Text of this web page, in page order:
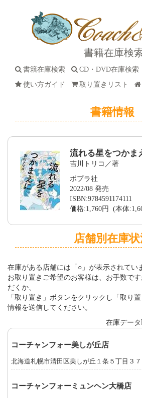
書籍在庫検
書籍在庫検索 CD・DVD在庫検索
使い方ガイド
取り置きリスト
書籍情報
流れる星をつかま
吉川トリコ／著
ポプラ社
2022/08 発売
ISBN:9784591174111
価格:1,760円 (本体
店舗別在庫
在庫がある店舗には「○」が表示されてい
お取り置きご希望のお客様は、お手数で
だくか、
「取り置き」ボタンをクリックし「取り
情報を送信してください。
在庫データ
コーチャンフォー美しが丘店
北海道札幌市清田区美しが丘１条５丁目３
コーチャンフォーミュンヘン大橋店